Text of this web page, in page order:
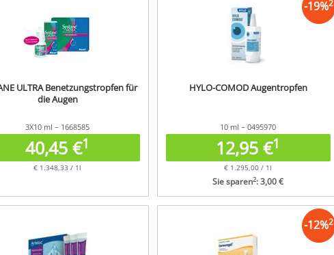
ULTRA Benetzungstropfen für
die Augen
3X10 ml – 1668585
40,45 €1
€ 1.348,33 / 1l
HYLO-COMOD Augentropfen
10 ml – 0495970
12,95 €1
€ 1.295,00 / 1l
Sie sparen2: 3,00 €
-19%2
-12%2